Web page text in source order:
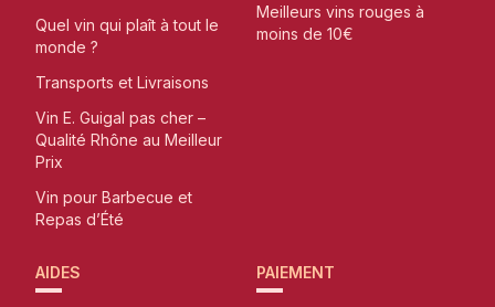
Quel vin qui plaît à tout le
monde ?
Transports et Livraisons
Vin E. Guigal pas cher –
Qualité Rhône au Meilleur
Prix
Vin pour Barbecue et
Repas d’Été
Meilleurs vins rouges à
moins de 10€
AIDES PAIEMENT